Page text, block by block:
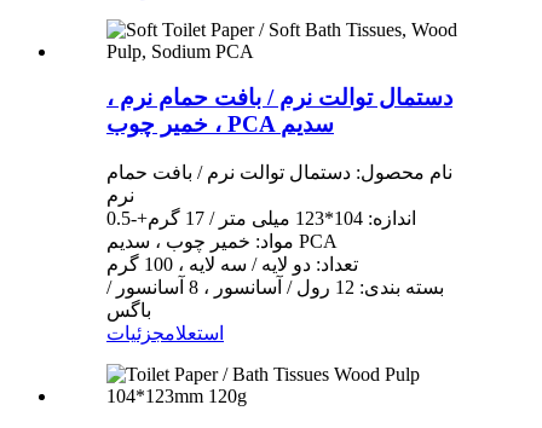
دستمال توالت نرم / بافت حمام نرم ،
خمیر چوب ، PCA سدیم
نام محصول: دستمال توالت نرم / بافت حمام
نرم
اندازه: 104*123 میلی متر / 17 گرم+-0.5
مواد: خمیر چوب ، سدیم PCA
تعداد: دو لایه / سه لایه ، 100 گرم
بسته بندی: 12 رول / آسانسور ، 8 آسانسور /
باگس
استعلامجزئیات